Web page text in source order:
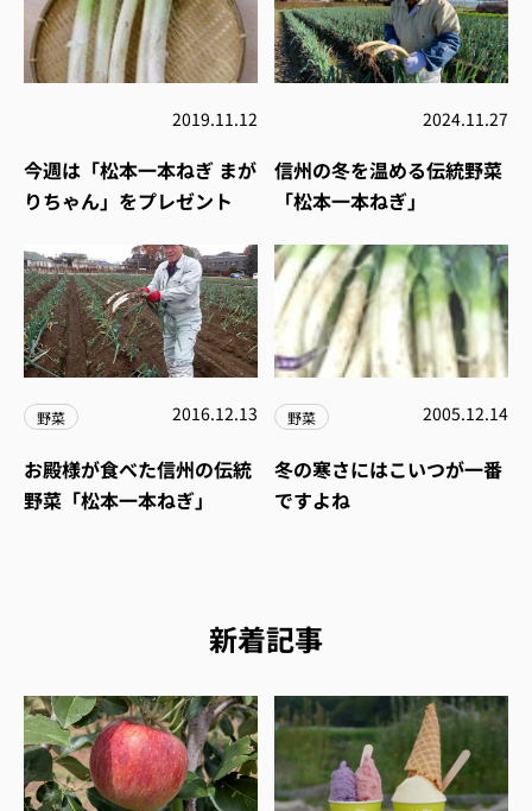
2019.11.12
今週は「松本一本ねぎ まが
りちゃん」をプレゼント
2024.11.27
信州の冬を温める伝統野菜
「松本一本ねぎ」
野菜 2016.12.13
お殿様が食べた信州の伝統
野菜「松本一本ねぎ」
野菜 2005.12.14
冬の寒さにはこいつが一番
ですよね
新着記事